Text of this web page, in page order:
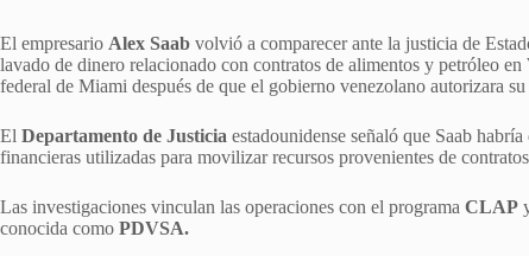
El empresario Alex Saab volvió a comparecer ante la justicia de
lavado de dinero relacionado con contratos de alimentos y petróleo en
federal de Miami después de que el gobierno venezolano autorizara
El Departamento de Justicia estadounidense señaló que Saab
financieras utilizadas para movilizar recursos provenientes de
Las investigaciones vinculan las operaciones con el programa CLAP
conocida como PDVSA.